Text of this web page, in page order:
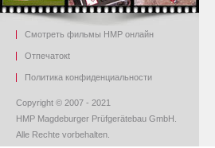
Смотреть фильмы HMP онлайн
Oтпечатокt
Политика конфиденциальности
Copyright © 2007 - 2021
HMP Magdeburger Prüfgerätebau GmbH.
Alle Rechte vorbehalten.